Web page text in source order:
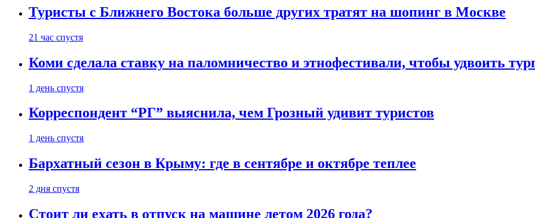
Туристы с Ближнего Востока больше других тратят на шопинг в Москве
21 час спустя
Коми сделала ставку на паломничество и этнофестивали, чтобы удвоить
1 день спустя
Корреспондент “РГ” выяснила, чем Грозный удивит туристов
1 день спустя
Бархатный сезон в Крыму: где в сентябре и октябре теплее
2 дня спустя
Стоит ли ехать в отпуск на машине летом 2026 года?